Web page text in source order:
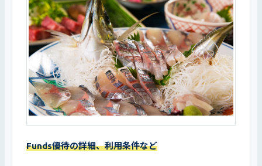
Funds優待の詳細、利用条件など